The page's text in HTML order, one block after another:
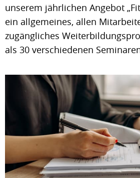
unserem jährlichen Angebot
ein allgemeines, allen
zugängliches
als 30 verschiedenen